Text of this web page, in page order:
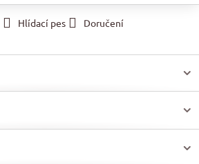
Hlídací pes Doručení